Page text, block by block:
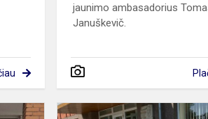
jaunimo ambasadorius
Januškevič.
Edukacinė